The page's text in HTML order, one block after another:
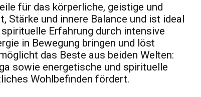
für das körperliche, geistige und
Stärke und innere Balance und ist ideal
Erfahrung durch intensive
in Bewegung bringen und löst
das Beste aus beiden Welten:
sowie energetische und spirituelle
Wohlbefinden fördert.